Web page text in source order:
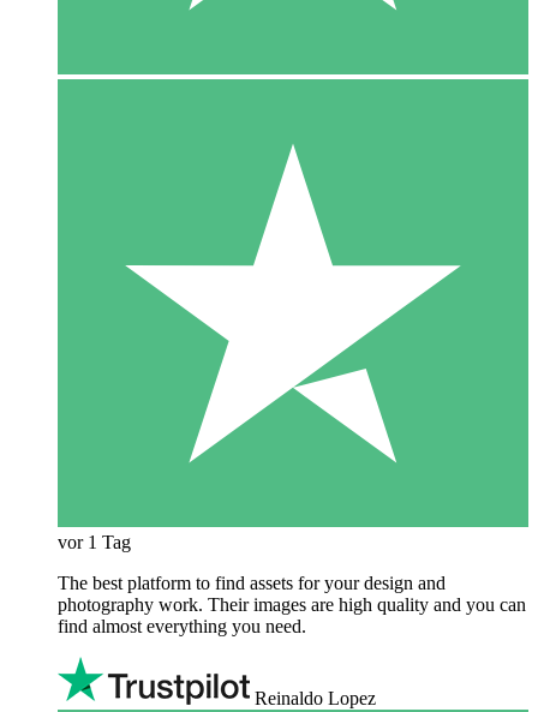
vor 1 Tag
The best platform to find assets for your design and
photography work. Their images are high quality and you can
find almost everything you need.
Reinaldo Lopez